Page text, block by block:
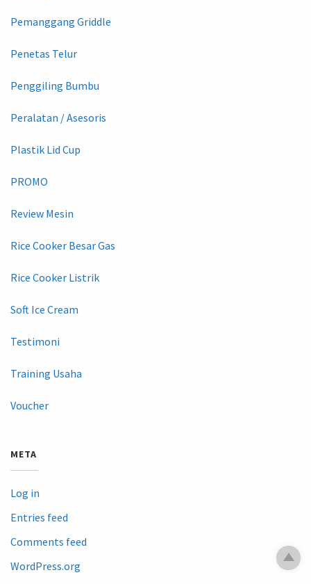
Pemanggang Griddle
Penetas Telur
Penggiling Bumbu
Peralatan / Asesoris
Plastik Lid Cup
PROMO
Review Mesin
Rice Cooker Besar Gas
Rice Cooker Listrik
Soft Ice Cream
Testimoni
Training Usaha
Voucher
META
Log in
Entries feed
Comments feed
WordPress.org